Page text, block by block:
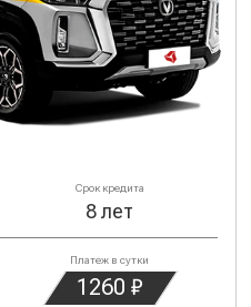
Срок кредита
8 лет
Платеж в сутки
1260 ₽